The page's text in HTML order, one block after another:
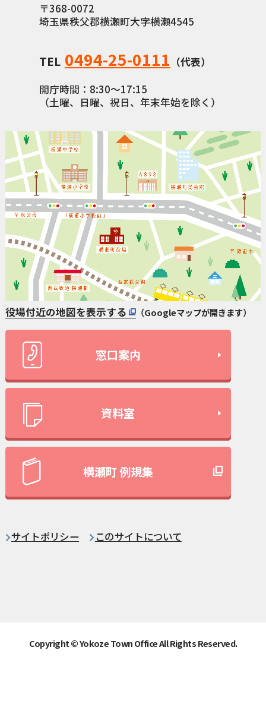
〒368-0072
埼玉県秩父郡横瀬町大字横瀬4545
TEL 0494-25-0111 （代表）
開庁時間：8:30〜17:15
（土曜、日曜、祝日、年末年始を除く）
役場付近の地図を表示する （Googleマップが開きます）
窓口案内
資料室
横瀬町 例規集
サイトポリシー このサイトについて
Copyright © Yokoze Town Office All Rights Reserved.